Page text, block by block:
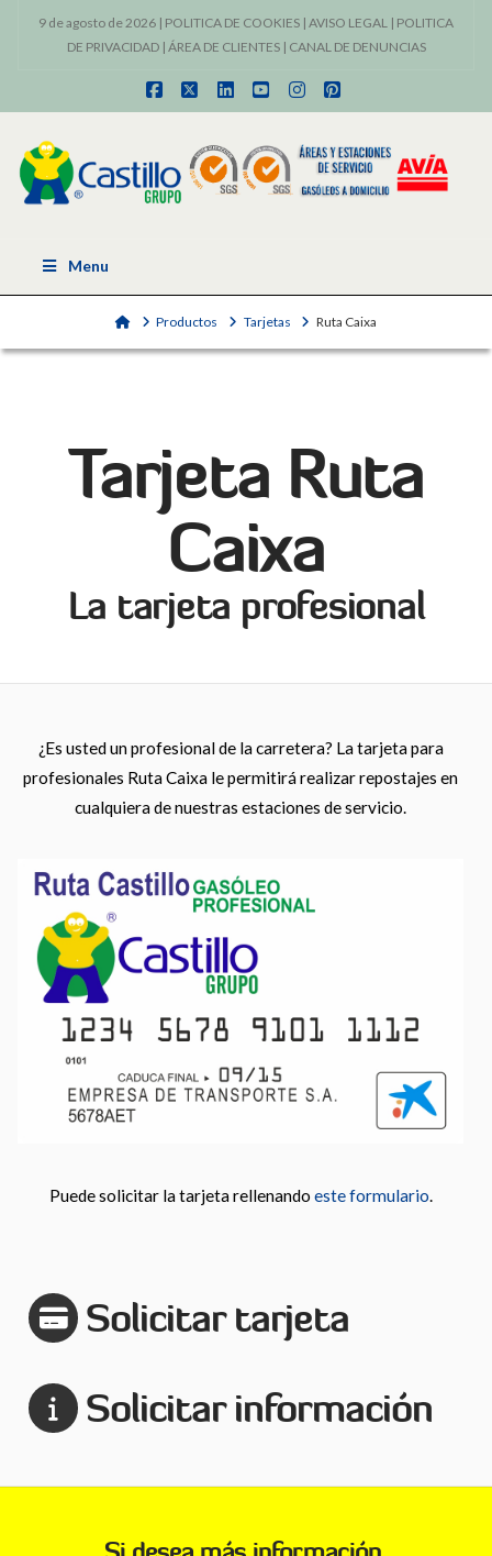
9 de agosto de 2026 | POLITICA DE COOKIES | AVISO LEGAL | POLITICA
DE PRIVACIDAD| ÁREA DE CLIENTES| CANAL DE DENUNCIAS
Facebook
X LinkedInYouTubeInstagram
Pinterest
Menu
HomeProductos Tarjetas Ruta Caixa
Tarjeta Ruta
Caixa
La tarjeta profesional
¿Es usted un profesional de la carretera? La tarjeta para
profesionales Ruta Caixa le permitirá realizar repostajes en
cualquiera de nuestras estaciones de servicio.
Puede solicitar la tarjeta rellenando este formulario.
Solicitar tarjeta
Solicitar información